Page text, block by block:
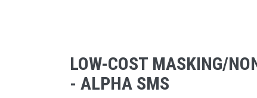
LOW-COST MASKING/
- ALPHA SMS